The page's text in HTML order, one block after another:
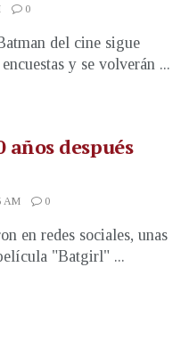
0
del cine sigue
y se volverán ...
años después
AM 0
en redes sociales, unas
"Batgirl" ...